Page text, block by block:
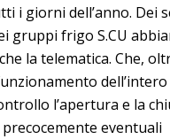
i giorni dell’anno. Dei
gruppi frigo S.CU
la telematica. Che,
dell’intero
l’apertura e la
eventuali